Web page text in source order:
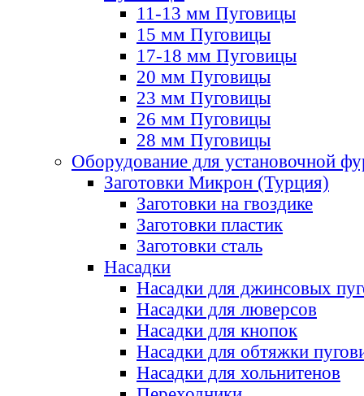
11-13 мм Пуговицы
15 мм Пуговицы
17-18 мм Пуговицы
20 мм Пуговицы
23 мм Пуговицы
26 мм Пуговицы
28 мм Пуговицы
Оборудование для установочной
Заготовки Микрон (Турция)
Заготовки на гвоздике
Заготовки пластик
Заготовки сталь
Насадки
Насадки для джинсовых
Насадки для люверсов
Насадки для кнопок
Насадки для обтяжки
Насадки для хольнитенов